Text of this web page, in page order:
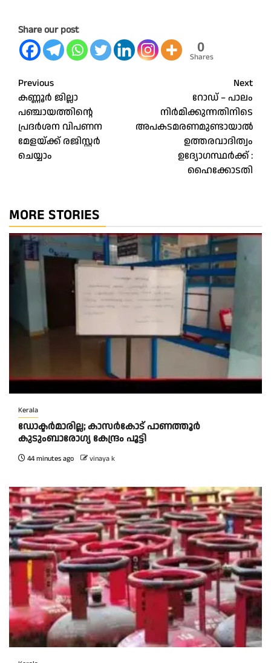
Share our post
0
Shares
Post
navigation
Previous
കണ്ണൂർ ജില്ലാ
പഞ്ചായത്തിന്റെ
പ്രദർശന വിപണന
മേളയ്ക്ക് രജിസ്റ്റർ
ചെയ്യാം
Next
റോഡ് – പാലം
നിർമിക്കുന്നതിനിടെ
അപകടമരണമുണ്ടായാൽ
ഉത്തരവാദിത്വം
ഉദ്യോഗസ്ഥർക്ക്‌ :
ഹൈക്കോടതി
MORE STORIES
Kerala
ഡോക്ടർമാരില്ല; കാസർകോട് പാണത്തൂർ
കുടുംബാരോഗ്യ കേന്ദ്രം പൂട്ടി
44 minutes ago vinaya k